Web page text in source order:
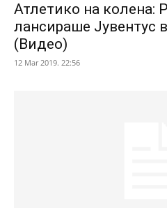
Атлетико на колена:
лансираше Јувентус
(Видео)
12 Mar 2019. 22:56